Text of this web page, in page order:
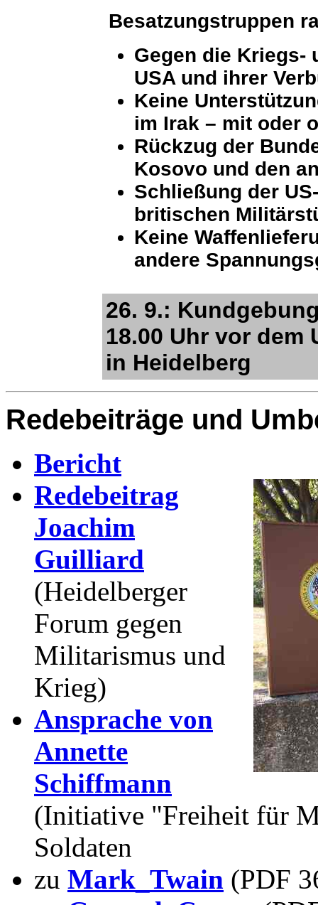
Besatzungstruppen
Gegen die Kriegs-
USA und ihrer
Keine
im Irak – mit oder
Rückzug der
Kosovo und den
Schließung der
britischen
Keine
andere
26. 9.:
18.00 Uhr vor dem
in Heidelberg
Redebeiträge und
Bericht
Redebeitrag
Joachim
Guilliard
(Heidelberger
Forum gegen
Militarismus und
Krieg)
Ansprache von
Annette
Schiffmann
(Initiative "Freiheit für
Soldaten
zu Mark_Twain (PDF